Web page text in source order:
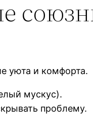
уюта и комфорта.
мускус).
проблему.